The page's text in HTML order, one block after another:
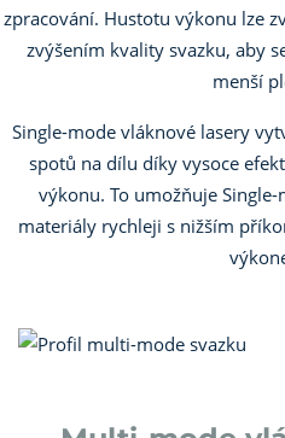
zpracování. Hustotu výkonu lze
zvýšením kvality svazku, aby
menší
Single-mode vláknové lasery
spotů na dílu díky vysoce
výkonu. To umožňuje
materiály rychleji s nižším